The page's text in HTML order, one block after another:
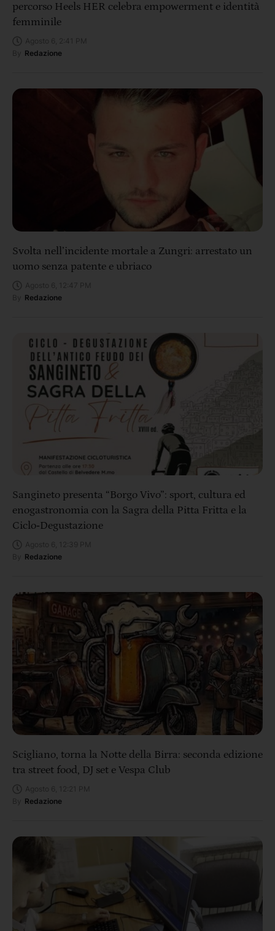
percorso Heels HER celebra empowerment e identità
femminile
Redazione
Svolta nell’incidente mortale a Zungri: arrestato un
uomo senza patente e ubriaco
Redazione
Sangineto presenta “Borgo Vivo”: sport, cultura ed
enogastronomia con la Sagra della Pitta Fritta e la
Ciclo‑Degustazione
Redazione
Scigliano, torna la Notte della Birra: seconda edizione
tra street food, DJ set e Vespa Club
Redazione